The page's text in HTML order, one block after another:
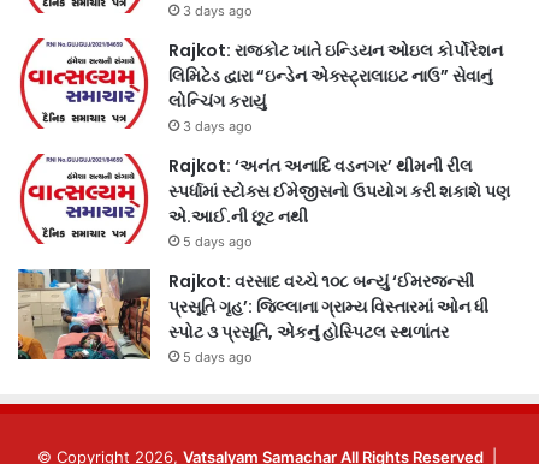
3 days ago
Rajkot: રાજકોટ ખાતે ઇન્ડિયન ઓઇલ કોર્પોરેશન
લિમિટેડ દ્વારા “ઇન્ડેન એક્સ્ટ્રાલાઇટ નાઉ” સેવાનું
લોન્ચિંગ કરાયું
3 days ago
Rajkot: ‘અનંત અનાદિ વડનગર’ થીમની રીલ
સ્પર્ધામાં સ્ટોક્સ ઈમેજીસનો ઉપયોગ કરી શકાશે પણ
એ.આઈ.ની છૂટ નથી
5 days ago
Rajkot: વરસાદ વચ્ચે ૧૦૮ બન્યું ‘ઈમરજન્સી
પ્રસૂતિ ગૃહ’: જિલ્લાના ગ્રામ્ય વિસ્તારમાં ઓન ધી
સ્પોટ ૩ પ્રસૂતિ, એકનું હોસ્પિટલ સ્થળાંતર
5 days ago
© Copyright 2026, Vatsalyam Samachar All Rights Reserved